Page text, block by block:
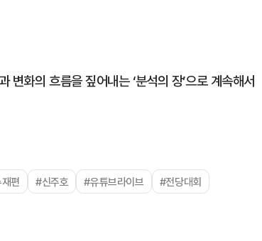
변화의 흐름을 짚어내는 ‘분석의 장’으로 계속해서
편 #신주호 #유튜브라이브 #전당대회